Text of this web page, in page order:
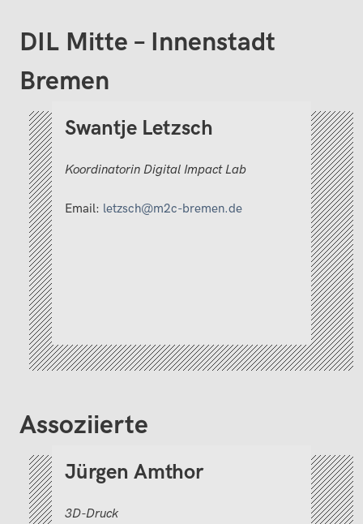
DIL Mitte – Innenstadt
Bremen
Swantje Letzsch
Koordinatorin Digital Impact Lab
Email: letzsch@m2c-bremen.de
Assoziierte
Jürgen Amthor
3D-Druck